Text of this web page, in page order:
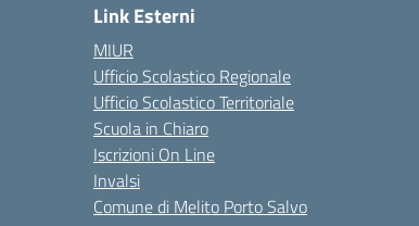
Link Esterni
MIUR
Ufficio Scolastico Regionale
Ufficio Scolastico Territoriale
Scuola in Chiaro
Iscrizioni On Line
Invalsi
Comune di Melito Porto Salvo